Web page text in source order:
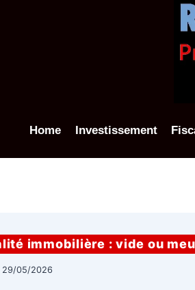
Home Investissement
immobilière : vide ou
29/05/2026